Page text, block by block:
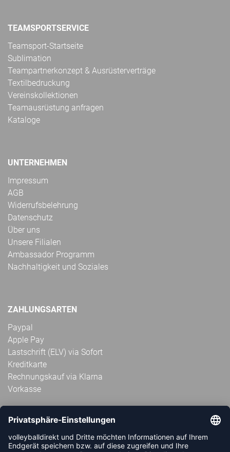
TEAMSPORTSERVICE
Teamsport-Startseite
Sublimation
Teampartnerkonzept & Ausrüsterverträge
Textilbedruckung
Vereinskollektionen
Teamausrüstung anfragen
Kataloge
UNTERNEHMEN
Impressum
AGB
Widerrufsbelehrung
Datenschutz
Über uns
Unsere Filialen
Ambassador Programm
Nachhaltigkeit und Soziales
ZAHLUNGSARTEN
Paypal
Apple Pay
Lastschrift (ELV) via Sofort
Kreditkarte
Rechnungskauf via Klarna
Vorkasse
ABONNIERE JETZT DEN KOSTENLOSEN
VOLLEYBALLDIREKT-NEWSLETTER UND VERPASSE KEINE
NEUIGKEIT ODER AKTION MEHR.